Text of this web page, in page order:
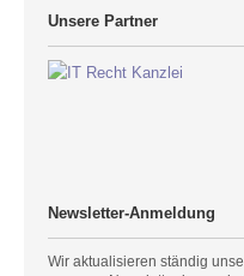
Unsere Partner
Newsletter-Anmeldung
Wir aktualisieren ständig